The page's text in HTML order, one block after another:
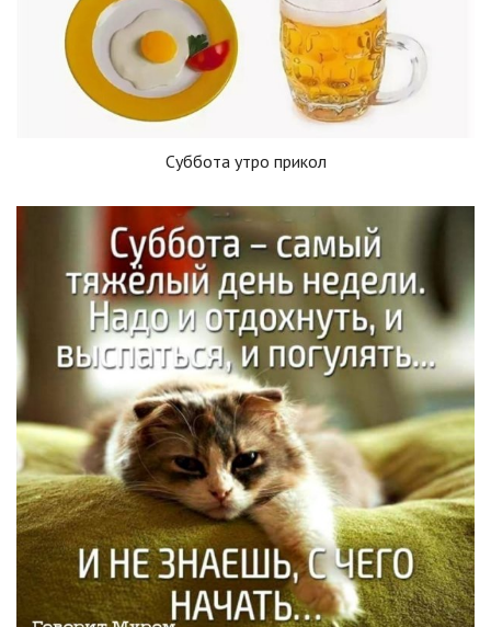
Суббота утро прикол